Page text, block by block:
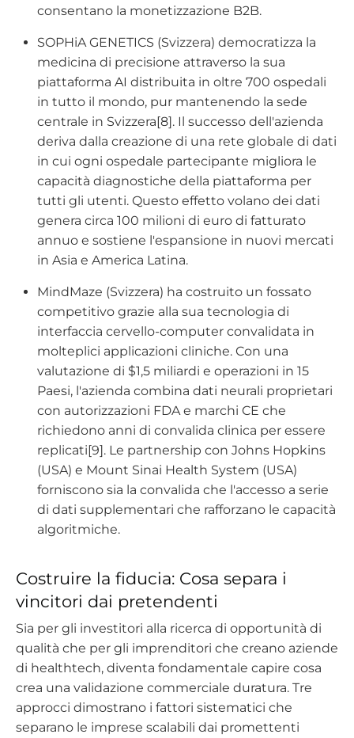
consentano la monetizzazione B2B.
SOPHiA GENETICS (Svizzera) democratizza la
medicina di precisione attraverso la sua
piattaforma AI distribuita in oltre 700 ospedali
in tutto il mondo, pur mantenendo la sede
centrale in Svizzera[8]. Il successo dell'azienda
deriva dalla creazione di una rete globale di dati
in cui ogni ospedale partecipante migliora le
capacità diagnostiche della piattaforma per
tutti gli utenti. Questo effetto volano dei dati
genera circa 100 milioni di euro di fatturato
annuo e sostiene l'espansione in nuovi mercati
in Asia e America Latina.
MindMaze (Svizzera) ha costruito un fossato
competitivo grazie alla sua tecnologia di
interfaccia cervello-computer convalidata in
molteplici applicazioni cliniche. Con una
valutazione di $1,5 miliardi e operazioni in 15
Paesi, l'azienda combina dati neurali proprietari
con autorizzazioni FDA e marchi CE che
richiedono anni di convalida clinica per essere
replicati[9]. Le partnership con Johns Hopkins
(USA) e Mount Sinai Health System (USA)
forniscono sia la convalida che l'accesso a serie
di dati supplementari che rafforzano le capacità
algoritmiche.
Costruire la fiducia: Cosa separa i
vincitori dai pretendenti
Sia per gli investitori alla ricerca di opportunità di
qualità che per gli imprenditori che creano aziende
di healthtech, diventa fondamentale capire cosa
crea una validazione commerciale duratura. Tre
approcci dimostrano i fattori sistematici che
separano le imprese scalabili dai promettenti